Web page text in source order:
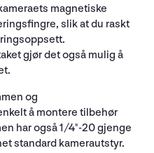
magnetiske
slik at du raskt
gjør det også mulig å
og
å montere tilbehør
har også 1/4"-20 gjenge
standard kamerautstyr.